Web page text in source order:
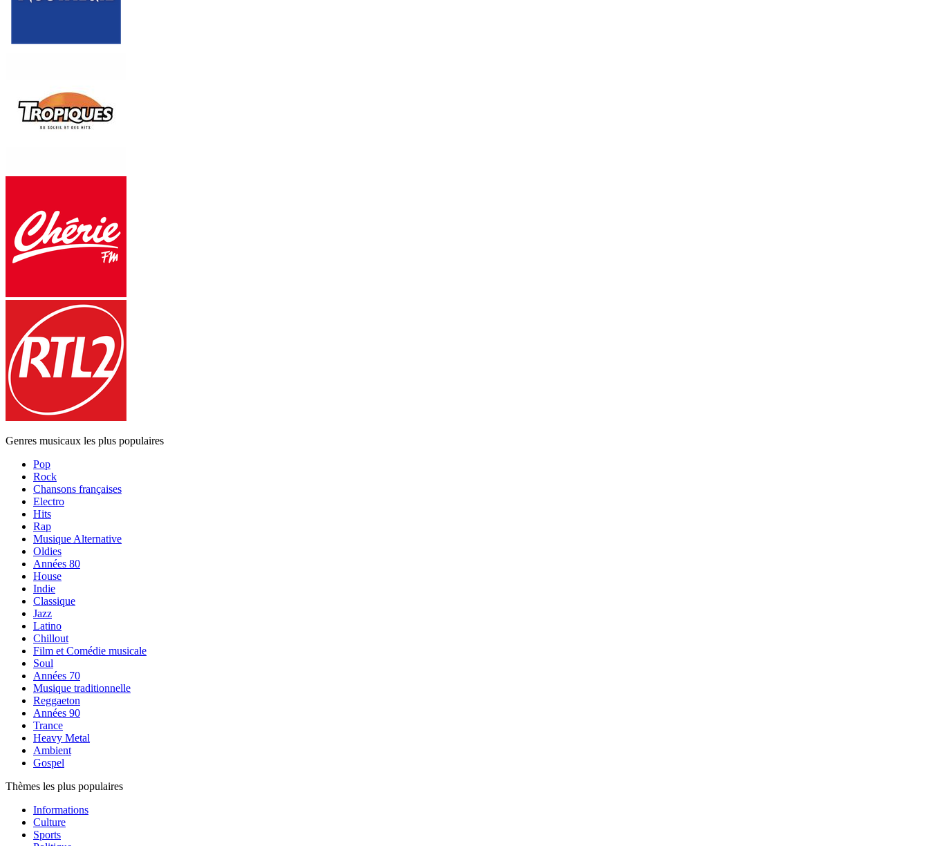
Genres musicaux les plus populaires
Pop
Rock
Chansons françaises
Electro
Hits
Rap
Musique Alternative
Oldies
Années 80
House
Indie
Classique
Jazz
Latino
Chillout
Film et Comédie musicale
Soul
Années 70
Musique traditionnelle
Reggaeton
Années 90
Trance
Heavy Metal
Ambient
Gospel
Thèmes les plus populaires
Informations
Culture
Sports